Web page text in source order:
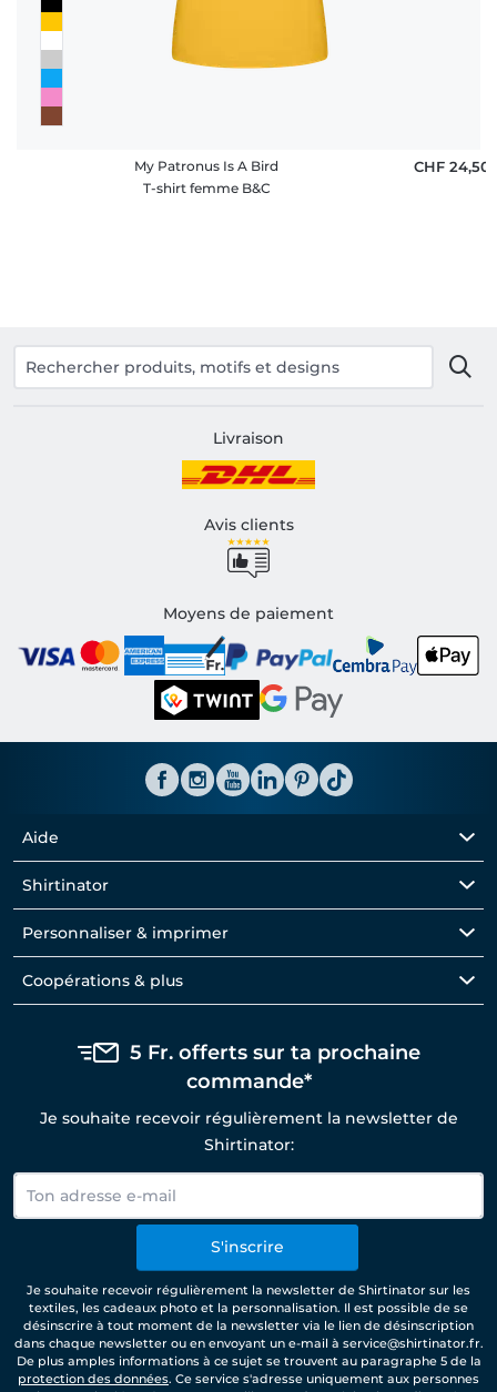
My Patronus Is A Bird
T-shirt femme B&C
CHF 24,50
Livraison
Avis clients
Moyens de paiement
Aide
Shirtinator
Personnaliser & imprimer
Coopérations & plus
5 Fr. offerts sur ta prochaine
commande*
Je souhaite recevoir régulièrement la newsletter de
Shirtinator:
S'inscrire
Je souhaite recevoir régulièrement la newsletter de Shirtinator sur les
textiles, les cadeaux photo et la personnalisation. Il est possible de se
désinscrire à tout moment de la newsletter via le lien de désinscription
dans chaque newsletter ou en envoyant un e-mail à service@shirtinator.fr.
De plus amples informations à ce sujet se trouvent au paragraphe 5 de la
protection des données. Ce service s'adresse uniquement aux personnes